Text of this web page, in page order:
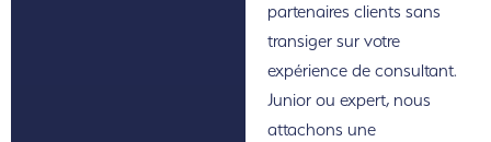
partenaires clients sans
transiger sur votre
expérience de consultant.
Junior ou expert, nous
attachons une